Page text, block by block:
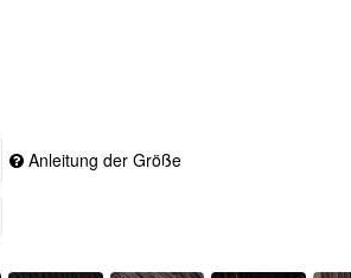
Anleitung der Größe